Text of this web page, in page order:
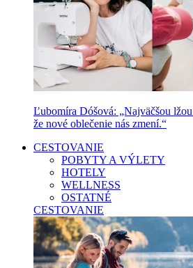
Ľubomíra Dóšová: „Najväčšou
že nové oblečenie nás zmení.“
CESTOVANIE
POBYTY A VÝLETY
HOTELY
WELLNESS
OSTATNÉ
CESTOVANIE